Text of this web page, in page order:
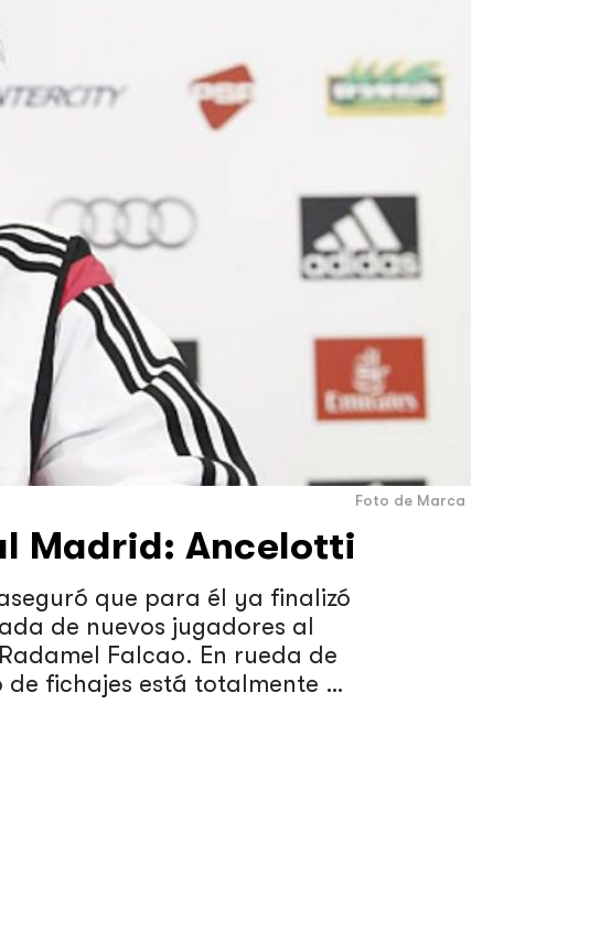
Foto de Marca
Madrid: Ancelotti
que para él ya finalizó
de nuevos jugadores al
Falcao. En rueda de
fichajes está totalmente …